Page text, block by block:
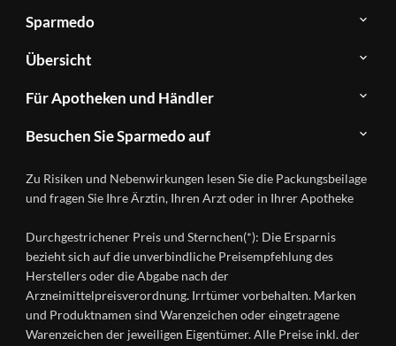
Sparmedo
Über
Sparmedo
FAQ
Kontakt
Datenschutz
Nutzungsbedingungen
Übersicht
Herstellerverzeichnis
Produkte
A-
Ratgeber
Wirkstoffe
Gesundheitsmagazin
Für Apotheken und Händler
&
Händlerlogin
Besuchen Sie Sparmedo auf
Instagram
Zu Risiken und Nebenwirkungen lesen Sie die Packungsbeilage
und fragen Sie Ihre Ärztin, Ihren Arzt oder in Ihrer Apotheke
Durchgestrichener Preis und Sternchen(*): Die Ersparnis
bezieht sich auf die unverbindliche Preisempfehlung des
Herstellers oder die Abgabe nach der
Arzneimittelpreisverordnung. Irrtümer vorbehalten. Marken
und Produktnamen sind Warenzeichen oder eingetragene
Warenzeichen der jeweiligen Eigentümer. Alle Preise inkl. der